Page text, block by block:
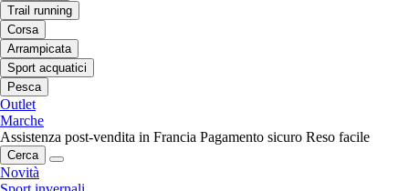
Trail running
Corsa
Arrampicata
Sport acquatici
Pesca
Outlet
Marche
Assistenza post-vendita in Francia Pagamento sicuro Reso facile
Cerca
Novità